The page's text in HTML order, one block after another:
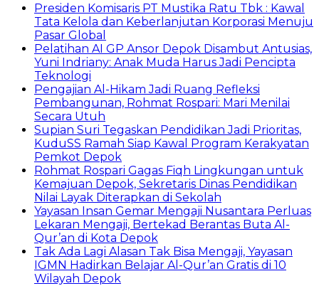
Presiden Komisaris PT Mustika Ratu Tbk : Kawal
Tata Kelola dan Keberlanjutan Korporasi Menuju
Pasar Global
Pelatihan AI GP Ansor Depok Disambut Antusias,
Yuni Indriany: Anak Muda Harus Jadi Pencipta
Teknologi
Pengajian Al-Hikam Jadi Ruang Refleksi
Pembangunan, Rohmat Rospari: Mari Menilai
Secara Utuh
Supian Suri Tegaskan Pendidikan Jadi Prioritas,
KuduSS Ramah Siap Kawal Program Kerakyatan
Pemkot Depok
Rohmat Rospari Gagas Fiqh Lingkungan untuk
Kemajuan Depok, Sekretaris Dinas Pendidikan
Nilai Layak Diterapkan di Sekolah
Yayasan Insan Gemar Mengaji Nusantara Perluas
Lekaran Mengaji, Bertekad Berantas Buta Al-
Qur’an di Kota Depok
Tak Ada Lagi Alasan Tak Bisa Mengaji, Yayasan
IGMN Hadirkan Belajar Al-Qur’an Gratis di 10
Wilayah Depok